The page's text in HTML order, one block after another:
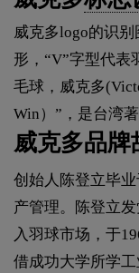
威克多logo的识
形，“V”字型代表
毛球，威克多
Win）”，是台湾
威克多品牌
创始人陈登立毕
产管理。陈登立
入羽球市场，于
借成功大学所学